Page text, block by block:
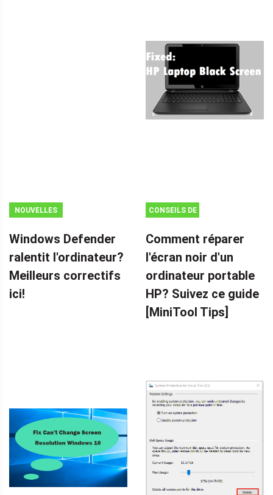
NOUVELLES
Windows Defender
ralentit l'ordinateur?
Meilleurs correctifs
ici!
CONSEILS DE
Comment réparer
l'écran noir d'un
ordinateur portable
HP? Suivez ce guide
[MiniTool Tips]